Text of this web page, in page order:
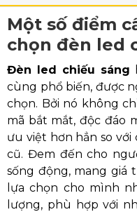
Một số điểm
chọn đèn led
Đèn led chiếu sáng
cùng phổ biến, được
chọn. Bởi nó không
mã bắt mắt, độc đáo
ưu việt hơn hẳn so
cũ. Đem đến cho
sống động, mang giá
lựa chọn cho mình
lượng, phù hợp với